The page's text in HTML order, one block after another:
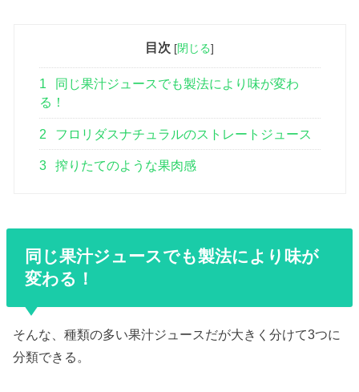
目次 [閉じる]
1
同じ果汁ジュースでも製法により味が変わ
る！
2 フロリダスナチュラルのストレートジュース
3 搾りたてのような果肉感
同じ果汁ジュースでも製法により味が
変わる！
そんな、種類の多い果汁ジュースだが大きく分けて3つに
分類できる。